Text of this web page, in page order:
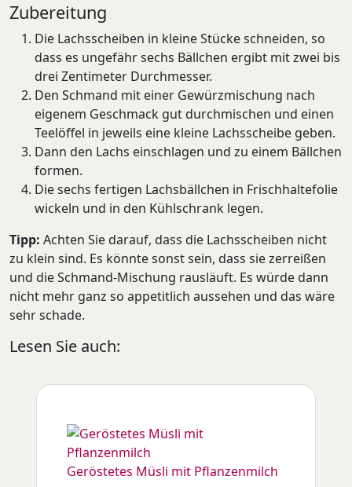
Zubereitung
Die Lachsscheiben in kleine Stücke schneiden, so
dass es ungefähr sechs Bällchen ergibt mit zwei bis
drei Zentimeter Durchmesser.
Den Schmand mit einer Gewürzmischung nach
eigenem Geschmack gut durchmischen und einen
Teelöffel in jeweils eine kleine Lachsscheibe geben.
Dann den Lachs einschlagen und zu einem Bällchen
formen.
Die sechs fertigen Lachsbällchen in Frischhaltefolie
wickeln und in den Kühlschrank legen.
Tipp: Achten Sie darauf, dass die Lachsscheiben nicht
zu klein sind. Es könnte sonst sein, dass sie zerreißen
und die Schmand-Mischung rausläuft. Es würde dann
nicht mehr ganz so appetitlich aussehen und das wäre
sehr schade.
Lesen Sie auch:
Geröstetes Müsli mit Pflanzenmilch